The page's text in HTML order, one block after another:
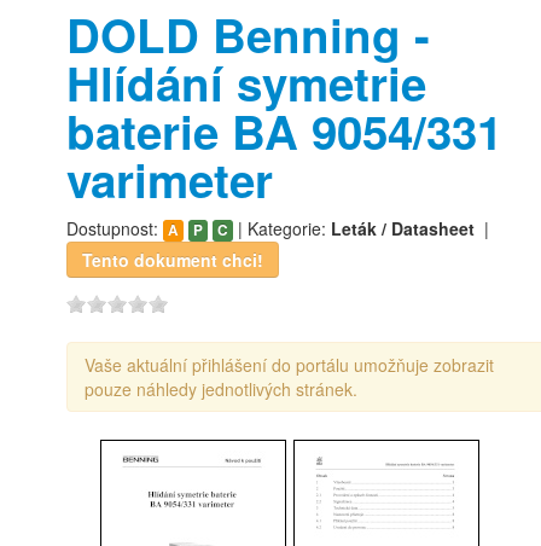
Přehled podle firmy
Přehled podle obsahu
DOLD Benning -
Hlídání symetrie
baterie BA 9054/331
varimeter
Dostupnost: A P C | Kategorie: Leták / Datasheet|
Tento dokument chci!
Vaše aktuální přihlášení do portálu umožňuje zobrazit
pouze náhledy jednotlivých stránek.